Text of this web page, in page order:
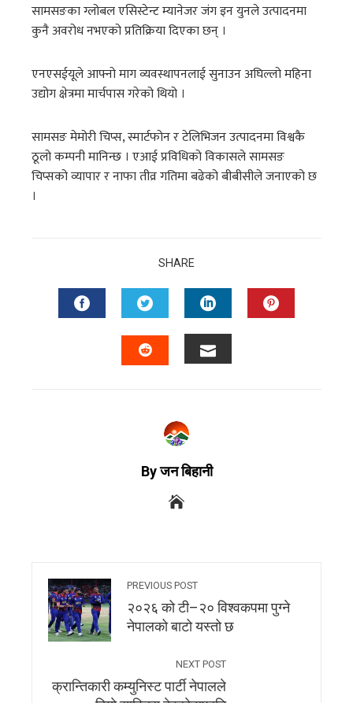
सामसङका ग्लोबल एसिस्टेन्ट म्यानेजर जंग इन युनले उत्पादनमा
कुनै अवरोध नभएको प्रतिक्रिया दिएका छन् ।
एनएसईयूले आफ्नो माग व्यवस्थापनलाई सुनाउन अघिल्लो महिना
उद्योग क्षेत्रमा मार्चपास गरेको थियो ।
सामसङ मेमोरी चिप्स, स्मार्टफोन र टेलिभिजन उत्पादनमा विश्वकै
ठूलो कम्पनी मानिन्छ । एआई प्रविधिको विकासले सामसङ
चिप्सको व्यापार र नाफा तीव्र गतिमा बढेको बीबीसीले जनाएको छ
।
SHARE
By जन बिहानी
PREVIOUS POST
२०२६ को टी–२० विश्वकपमा पुग्ने
नेपालको बाटो यस्तो छ
NEXT POST
क्रान्तिकारी कम्युनिस्ट पार्टी नेपालले